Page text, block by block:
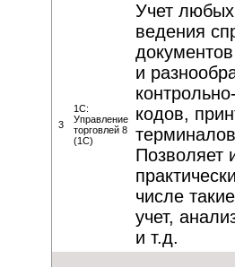
3
1С:
Управление
торговлей 8
(1С)
Учет
ведения
и
кодов,
Позволяет
числе
учет,
и т.д.